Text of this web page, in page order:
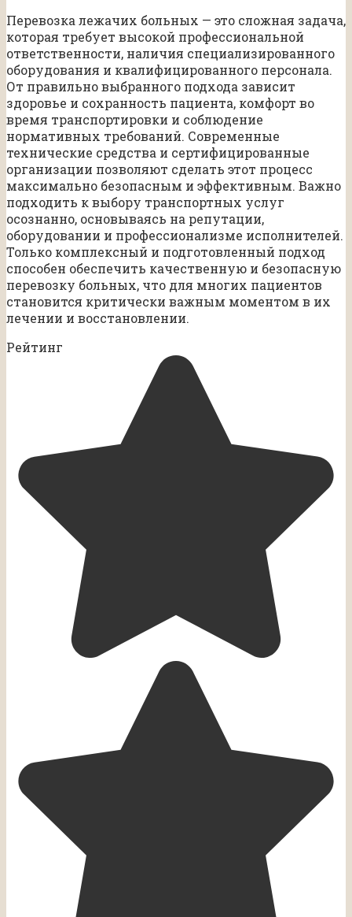
Перевозка лежачих больных — это сложная задача,
которая требует высокой профессиональной
ответственности, наличия специализированного
оборудования и квалифицированного персонала.
От правильно выбранного подхода зависит
здоровье и сохранность пациента, комфорт во
время транспортировки и соблюдение
нормативных требований. Современные
технические средства и сертифицированные
организации позволяют сделать этот процесс
максимально безопасным и эффективным. Важно
подходить к выбору транспортных услуг
осознанно, основываясь на репутации,
оборудовании и профессионализме исполнителей.
Только комплексный и подготовленный подход
способен обеспечить качественную и безопасную
перевозку больных, что для многих пациентов
становится критически важным моментом в их
лечении и восстановлении.
Рейтинг